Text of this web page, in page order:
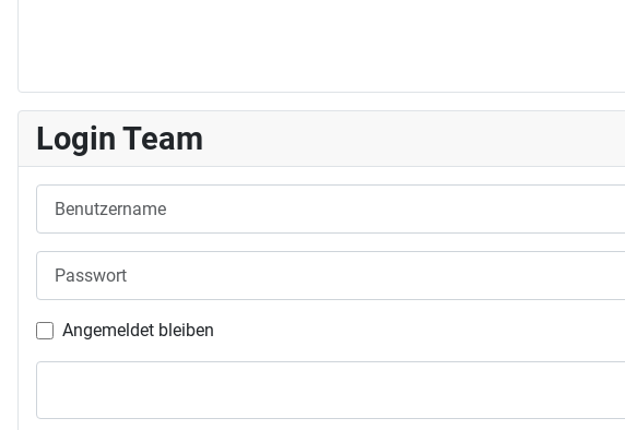
Login Team
Angemeldet bleiben